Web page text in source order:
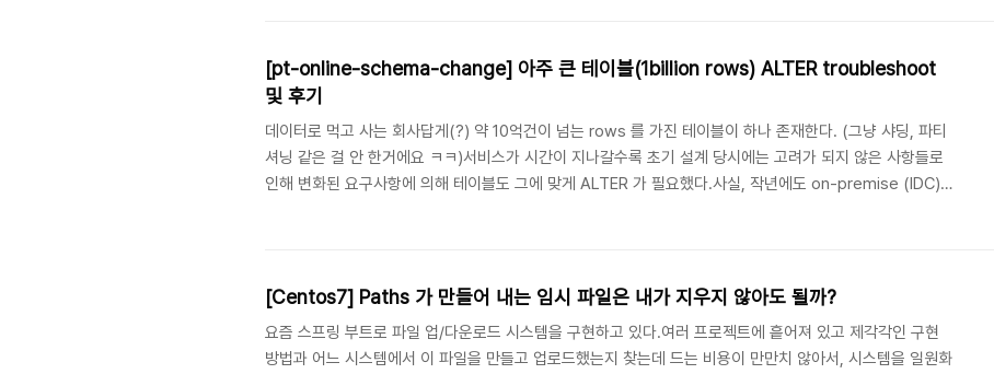
[pt-online-schema-change] 아주 큰 테이블(1billion rows) ALTER troubleshoot
및 후기
데이터로 먹고 사는 회사답게(?) 약 10억건이 넘는 rows 를 가진 테이블이 하나 존재한다. (그냥 샤딩, 파티
셔닝 같은 걸 안 한거에요 ㅋㅋ)서비스가 시간이 지나갈수록 초기 설계 당시에는 고려가 되지 않은 사항들로
인해 변화된 요구사항에 의해 테이블도 그에 맞게 ALTER 가 필요했다.사실, 작년에도 on-premise (IDC)에
는데 사실 정확하게 5번째에도 왜 ..
[Centos7] Paths 가 만들어 내는 임시 파일은 내가 지우지 않아도 될까?
요즘 스프링 부트로 파일 업/다운로드 시스템을 구현하고 있다.여러 프로젝트에 흩어져 있고 제각각인 구현
방법과 어느 시스템에서 이 파일을 만들고 업로드했는지 찾는데 드는 비용이 만만치 않아서, 시스템을 일원화